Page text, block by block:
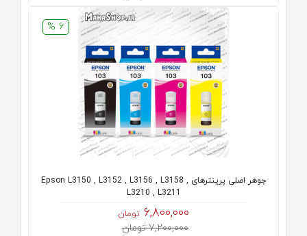
6 %
جوهر اصلی پرینترهای Epson L3150 , L3152 , L3156 , L3158 ,
L3210 , L3211
6,800,000 تومان
7,200,000 تومان